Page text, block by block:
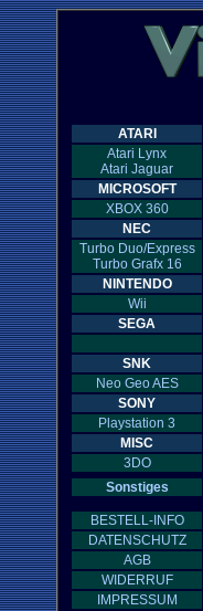
ATARI
Atari Lynx
Atari Jaguar
MICROSOFT
XBOX 360
NEC
Turbo Duo/Express
Turbo Grafx 16
NINTENDO
Wii
SEGA
SNK
Neo Geo AES
SONY
Playstation 3
MISC
3DO
Sonstiges
BESTELL-INFO
DATENSCHUTZ
AGB
WIDERRUF
IMPRESSUM